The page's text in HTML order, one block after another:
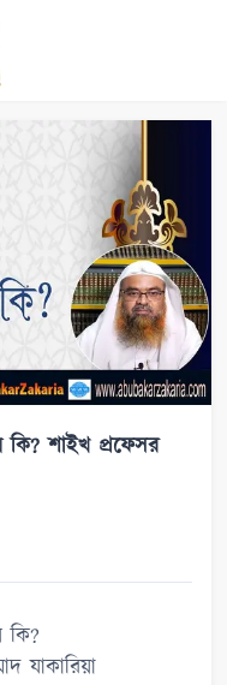
কি? শাইখ প্রফেসর
কি?
যাকারিয়া